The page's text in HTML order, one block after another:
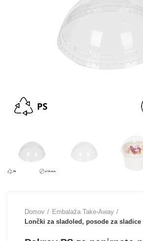
Domov
Embalaža Take-Away
Lončki za sladoled, posode za sladice